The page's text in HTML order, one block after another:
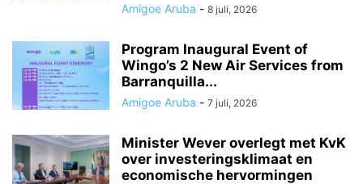
Amigoe Aruba - 8 juli, 2026
Program Inaugural Event of
Wingo’s 2 New Air Services from
Barranquilla...
Amigoe Aruba - 7 juli, 2026
Minister Wever overlegt met KvK
over investeringsklimaat en
economische hervormingen